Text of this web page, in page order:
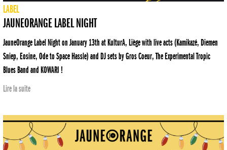
LABEL
JAUNEORANGE LABEL NIGHT
JauneOrange Label Night on January 13th at KulturA, Liège with live acts (Kamikazé, Diemen
Sniep, Eosine, Ode to Space Hassle) and DJ sets by Gros Coeur, The Experimental Tropic
Blues Band and KOWARI !
Lire la suite